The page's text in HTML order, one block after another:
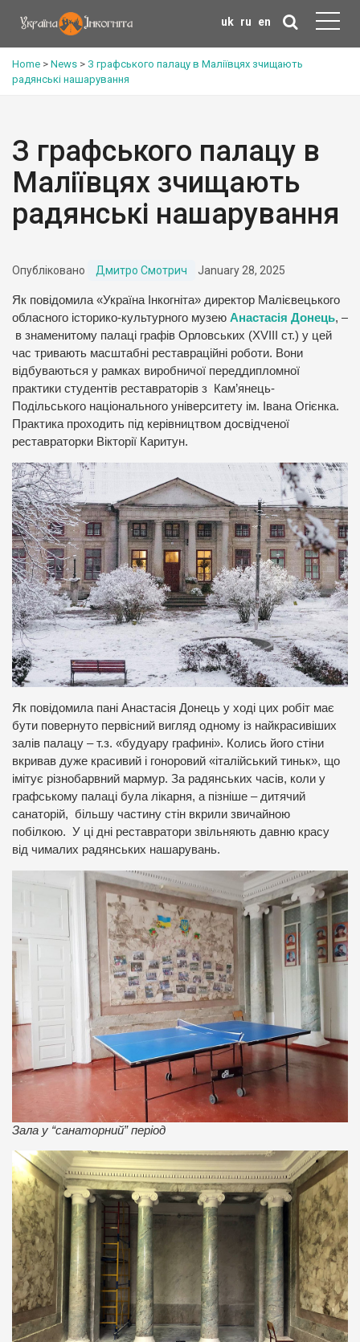
uk ru en
Home > News > З графського палацу в Маліївцях зчищають
радянські нашарування
З графського палацу в
Маліївцях зчищають
радянські нашарування
Опубліковано Дмитро Смотрич January 28, 2025
Як повідомила «Україна Інкогніта» директор Малієвецького
обласного історико-культурного музею Анастасія Донець, –
в знаменитому палаці графів Орловських (XVIII ст.) у цей
час тривають масштабні реставраційні роботи. Вони
відбуваються у рамках виробничої переддипломної
практики студентів реставраторів з Кам’янець-
Подільського національного університету ім. Івана Огієнка.
Практика проходить під керівництвом досвідченої
реставраторки Вікторії Каритун.
Як повідомила пані Анастасія Донець у ході цих робіт має
бути повернуто первісний вигляд одному із найкрасивіших
залів палацу – т.з. «будуару графині». Колись його стіни
вкривав дуже красивий і гоноровий «італійський тиньк», що
імітує різнобарвний мармур. За радянських часів, коли у
графському палаці була лікарня, а пізніше – дитячий
санаторій, більшу частину стін вкрили звичайною
побілкою. У ці дні реставратори звільняють давню красу
від чималих радянських нашарувань.
Зала у “санаторний” період